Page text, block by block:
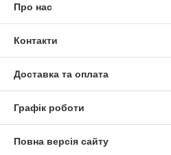
Про нас
Контакти
Доставка та оплата
Графік роботи
Повна версія сайту